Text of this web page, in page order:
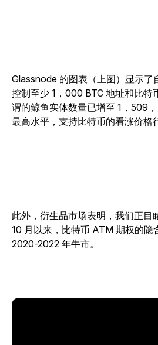
Glassnode 的图表（上图）显示了
控制至少 1，000 BTC 地址和比特
谓的鲸鱼实体数量已增至 1，509
最高水平，支持比特币的看涨价格
此外，衍生品市场表明，我们正目
10 月以来，比特币 ATM 期权的隐
2020-2022 年牛市。